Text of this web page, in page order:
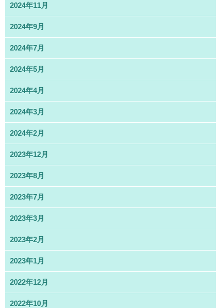
2024年11月
2024年9月
2024年7月
2024年5月
2024年4月
2024年3月
2024年2月
2023年12月
2023年8月
2023年7月
2023年3月
2023年2月
2023年1月
2022年12月
2022年10月